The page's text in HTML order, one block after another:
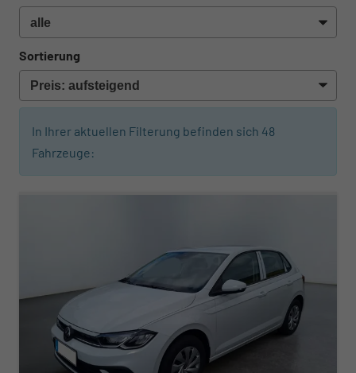
Sortierung
In Ihrer aktuellen Filterung befinden sich 48
Fahrzeuge: